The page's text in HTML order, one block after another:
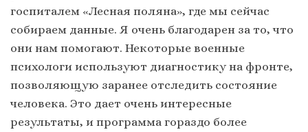
госпиталем «Лесная поляна», где мы сейчас
собираем данные. Я очень благодарен за то, что
они нам помогают. Некоторые военные
психологи используют диагностику на фронте,
позволяющую заранее отследить состояние
человека. Это дает очень интересные
результаты, и программа гораздо более